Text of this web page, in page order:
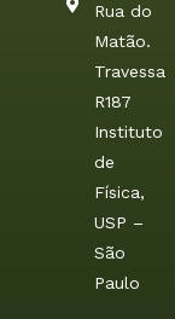
Rua do
Matão.
Travessa
R187
Instituto
de
Física,
USP –
São
Paulo